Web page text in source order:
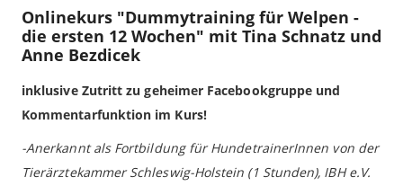
Onlinekurs "Dummytraining für Welpen -
die ersten 12 Wochen" mit Tina Schnatz und
Anne Bezdicek
inklusive Zutritt zu geheimer Facebookgruppe und
Kommentarfunktion im Kurs!
-Anerkannt als Fortbildung für HundetrainerInnen von der
Tierärztekammer Schleswig-Holstein (1 Stunden), IBH e.V.